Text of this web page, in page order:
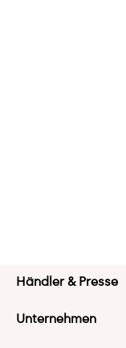
Händler & Presse
Unternehmen